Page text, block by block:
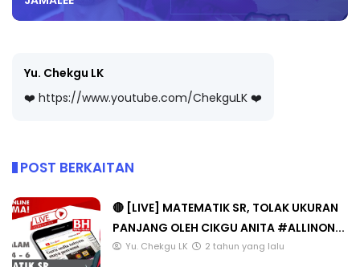
Yu. Chekgu LK
❤️ https://www.youtube.com/ChekguLK ❤️
POST BERKAITAN
🔴 [LIVE] MATEMATIK SR, TOLAK UKURAN
PANJANG OLEH CIKGU ANITA #ALLINON...
Yu. Chekgu LK 2 tahun yang lalu